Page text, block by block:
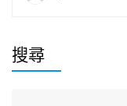
搜尋